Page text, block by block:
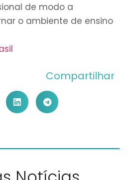
de modo a
o ambiente de ensino
Compartilhar